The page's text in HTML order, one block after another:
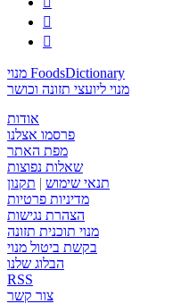


מנוי FoodsDictionary
מנוי ליועצי תזונה וכושר
אודות
פרסמו אצלנו
מפת האתר
שאלות נפוצות
תנאי שימוש | תקנון
מדיניות פרטיות
הצהרת נגישות
מנוי תוכנית תזונה
בקשת ביטול מנוי
הבלוג שלנו
RSS
צור קשר